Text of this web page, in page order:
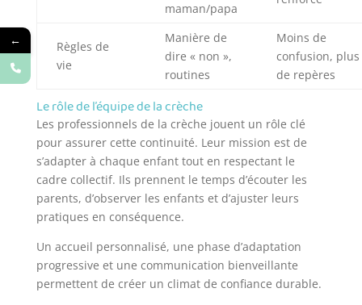
maman/papa
Règles de
vie
Manière de
dire « non »,
routines
Moins de
confusion, plus
de repères
Le rôle de l’équipe de la crèche
Les professionnels de la crèche jouent un rôle clé
pour assurer cette continuité. Leur mission est de
s’adapter à chaque enfant tout en respectant le
cadre collectif. Ils prennent le temps d’écouter les
parents, d’observer les enfants et d’ajuster leurs
pratiques en conséquence.
Un accueil personnalisé, une phase d’adaptation
progressive et une communication bienveillante
permettent de créer un climat de confiance durable.
←